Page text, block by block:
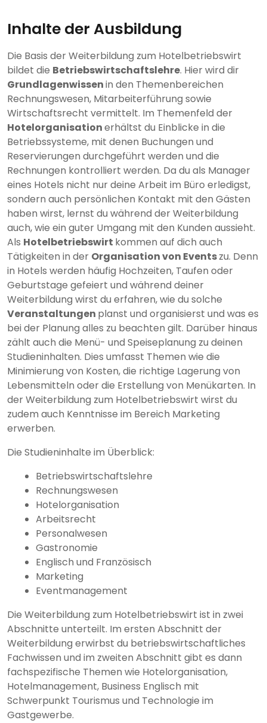
Inhalte der Ausbildung
Die Basis der Weiterbildung zum Hotelbetriebswirt
bildet die Betriebswirtschaftslehre. Hier wird dir
Grundlagenwissenin den Themenbereichen
Rechnungswesen, Mitarbeiterführung sowie
Wirtschaftsrecht vermittelt. Im Themenfeld der
Hotelorganisationerhältst du Einblicke in die
Betriebssysteme, mit denen Buchungen und
Reservierungen durchgeführt werden und die
Rechnungen kontrolliert werden. Da du als Manager
eines Hotels nicht nur deine Arbeit im Büro erledigst,
sondern auch persönlichen Kontakt mit den Gästen
haben wirst, lernst du während der Weiterbildung
auch, wie ein guter Umgang mit den Kunden aussieht.
Als Hotelbetriebswirt kommen auf dich auch
Tätigkeiten in der Organisation von Eventszu. Denn
in Hotels werden häufig Hochzeiten, Taufen oder
Geburtstage gefeiert und während deiner
Weiterbildung wirst du erfahren, wie du solche
Veranstaltungen planst und organisierst und was es
bei der Planung alles zu beachten gilt. Darüber hinaus
zählt auch die Menü- und Speiseplanung zu deinen
Studieninhalten. Dies umfasst Themen wie die
Minimierung von Kosten, die richtige Lagerung von
Lebensmitteln oder die Erstellung von Menükarten. In
der Weiterbildung zum Hotelbetriebswirt wirst du
zudem auch Kenntnisse im Bereich Marketing
erwerben.
Die Studieninhalte im Überblick:
Betriebswirtschaftslehre
Rechnungswesen
Hotelorganisation
Arbeitsrecht
Personalwesen
Gastronomie
Englisch und Französisch
Marketing
Eventmanagement
Die Weiterbildung zum Hotelbetriebswirt ist in zwei
Abschnitte unterteilt. Im ersten Abschnitt der
Weiterbildung erwirbst du betriebswirtschaftliches
Fachwissen und im zweiten Abschnitt gibt es dann
fachspezifische Themen wie Hotelorganisation,
Hotelmanagement, Business Englisch mit
Schwerpunkt Tourismus und Technologie im
Gastgewerbe.